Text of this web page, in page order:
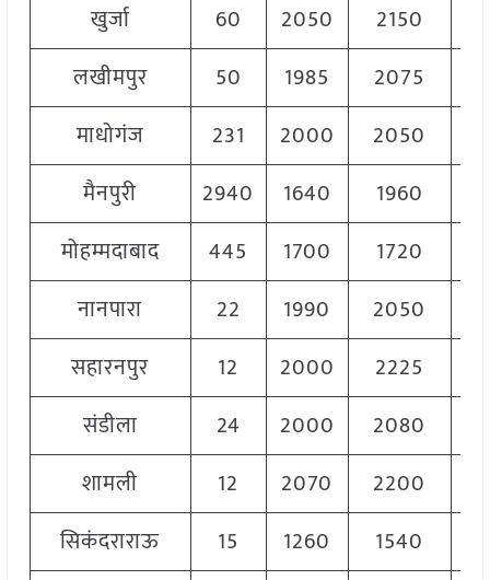
खुर्जा
60 2050 2150
लखीमपुर
50 1985 2075
माधोगंज
231 2000 2050
मैनपुरी
2940 1640 1960
मोहम्मदाबाद
445 1700 1720
नानपारा
22 1990 2050
सहारनपुर
12 2000 2225
संडीला
24 2000 2080
शामली
12 2070 2200
सिकंदराराऊ
15 1260 1540